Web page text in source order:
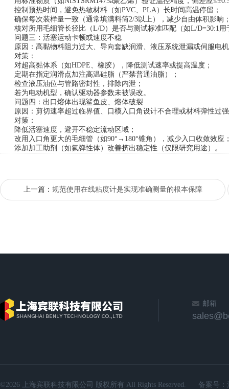
控制预热时间，避免热敏材料（如PVC、PLA）长时间高温停留；
确保每次装样量一致（通常填满料筒2/3以上），减少自由体积影响
核对所用毛细管长径比（L/D）是否与测试标准匹配（如L/D=30:1用
问题三：活塞运动卡顿或速度不稳
原因：高黏物料阻力过大、导向套缺润滑、液压系统泄漏或伺服电
对策：
对超高黏体系（如HDPE、橡胶），降低测试速率或提高温度；
定期在指定润滑点加注高温硅脂（严禁普通油脂）；
检查液压油位与管路密封性，排除内泄；
若为电动机型，确认驱动器参数未被误改。
问题四：出口熔体出现鲨鱼皮、熔体破裂
原因：剪切速率超过临界值、口模入口角设计不合理或材料弹性过
对策：
降低活塞速度，避开不稳定流动区域；
改用入口角更大的毛细管（如90°→180°锥角），减少入口收敛效应
添加加工助剂（如氟弹性体）改善挤出稳定性（仅限研究用途）。
上一篇： 规范使用在线粘度计是实现准确测量的根本保障
邮箱
©2026 上海宾联科技有限公司 版权所有 All Rights Reserved. 备案号：